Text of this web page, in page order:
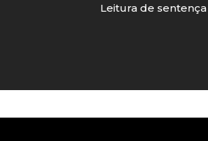
Leitura de sentença